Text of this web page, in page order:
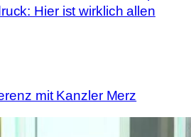
Hier ist wirklich allen
mit Kanzler Merz